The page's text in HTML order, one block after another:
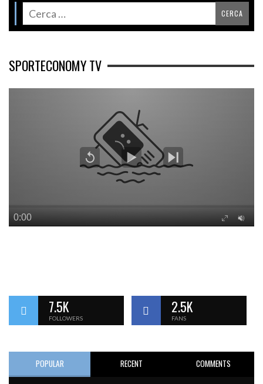
SPORTECONOMY TV
7.5K
FOLLOWERS
2.5K
FANS
POPULAR RECENT COMMENTS